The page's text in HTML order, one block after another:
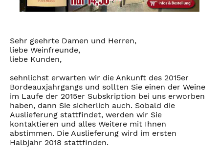
Sehr geehrte Damen und Herren,
liebe Weinfreunde,
liebe Kunden,
sehnlichst erwarten wir die Ankunft des 2015er
Bordeauxjahrgangs und sollten Sie einen der Weine
im Laufe der 2015er Subskription bei uns erworben
haben, dann Sie sicherlich auch. Sobald die
Auslieferung stattfindet, werden wir Sie
kontaktieren und alles Weitere mit Ihnen
abstimmen. Die Auslieferung wird im ersten
Halbjahr 2018 stattfinden.